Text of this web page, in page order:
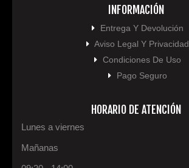
INFORMACIÓN
Entrega Y Devolución
Aviso Legal Y Privacidad
Condiciones De Uso
Pago Seguro
HORARIO DE ATENCIÓN
Lunes a viernes
Mañanas